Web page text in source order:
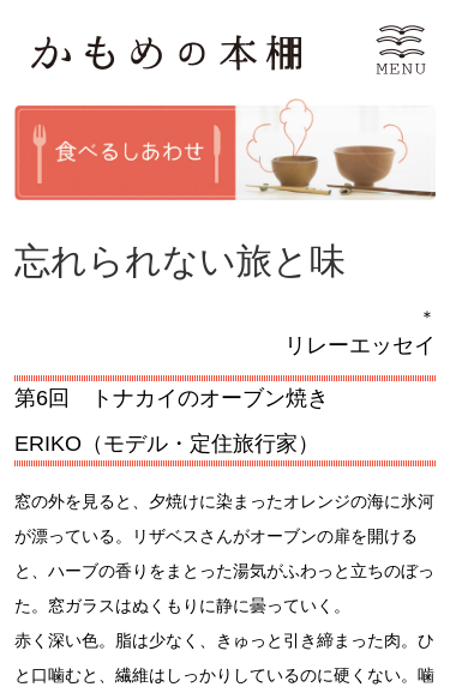
忘れられない旅と味
＊
リレーエッセイ
第6回 トナカイのオーブン焼き
ERIKO（モデル・定住旅行家）
窓の外を見ると、夕焼けに染まったオレンジの海に氷河
が漂っている。リザベスさんがオーブンの扉を開ける
と、ハーブの香りをまとった湯気がふわっと立ちのぼっ
た。窓ガラスはぬくもりに静に曇っていく。
赤く深い色。脂は少なく、きゅっと引き締まった肉。ひ
と口噛むと、繊維はしっかりしているのに硬くない。噛